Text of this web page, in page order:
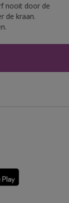
nooit door de
de kraan.